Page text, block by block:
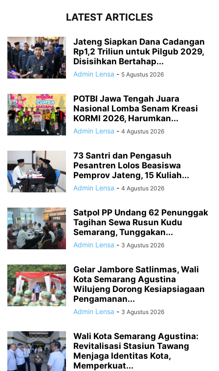
LATEST ARTICLES
Jateng Siapkan Dana Cadangan
Rp1,2 Triliun untuk Pilgub 2029,
Disisihkan Bertahap...
Admin Lensa - 5 Agustus 2026
POTBI Jawa Tengah Juara
Nasional Lomba Senam Kreasi
KORMI 2026, Harumkan...
Admin Lensa - 4 Agustus 2026
73 Santri dan Pengasuh
Pesantren Lolos Beasiswa
Pemprov Jateng, 15 Kuliah...
Admin Lensa - 4 Agustus 2026
Satpol PP Undang 62 Penunggak
Tagihan Sewa Rusun Kudu
Semarang, Tunggakan...
Admin Lensa - 3 Agustus 2026
Gelar Jambore Satlinmas, Wali
Kota Semarang Agustina
Wilujeng Dorong Kesiapsiagaan
Pengamanan...
Admin Lensa - 3 Agustus 2026
Wali Kota Semarang Agustina:
Revitalisasi Stasiun Tawang
Menjaga Identitas Kota,
Memperkuat...